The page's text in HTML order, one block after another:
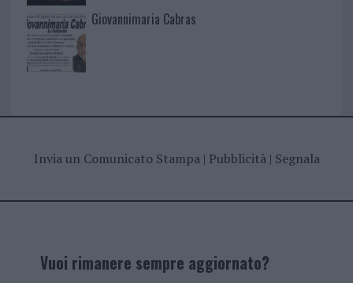
Giovannimaria Cabras
Invia un Comunicato Stampa| Pubblicità| Segnala
Vuoi rimanere sempre aggiornato?